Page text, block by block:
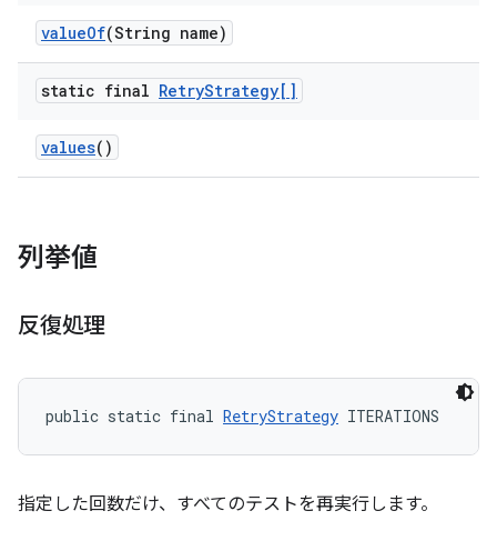
valueOf(String name)
static final RetryStrategy[]
values()
列挙値
反復処理
public static final RetryStrategy ITERATIONS
指定した回数だけ、すべてのテストを再実行します。